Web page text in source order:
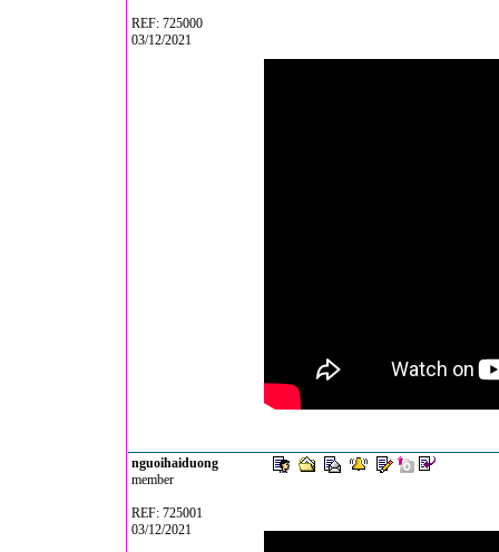
REF: 725000
03/12/2021
nguoihaiduong
member
REF: 725001
03/12/2021